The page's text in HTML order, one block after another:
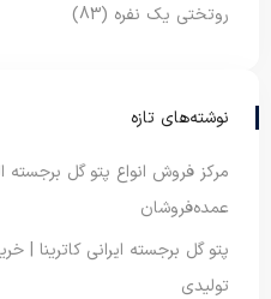
روتختی یک نفره (83)
نوشته‌های تازه
مرکز فروش انواع پتو گل برجسته
عمده‌فروشان
پتو گل برجسته ایرانی کاترینا |
تولیدی